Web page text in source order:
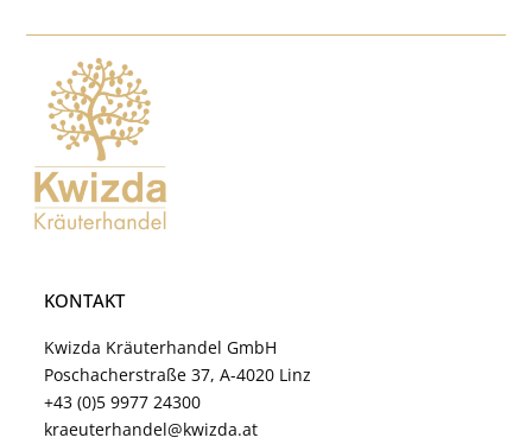
KONTAKT
Kwizda Kräuterhandel GmbH
Poschacherstraße 37, A-4020 Linz
+43 (0)5 9977 24300
kraeuterhandel@kwizda.at